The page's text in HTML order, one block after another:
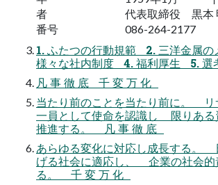
者 代表取締役 黒本
番号 086-264-2177
1. ふたつの行動規範 2. 三洋金属
様々な社内制度 4. 福利厚生 5. 選
凡 事 徹 底 千 変 万 化
当たり前のことを当たり前に。 リ
一員として使命を認識し 限りある
推進する。 凡 事 徹 底
あらゆる変化に対応し成長する。
げる社会に適応し、 企業の社会的
る。 千 変 万 化